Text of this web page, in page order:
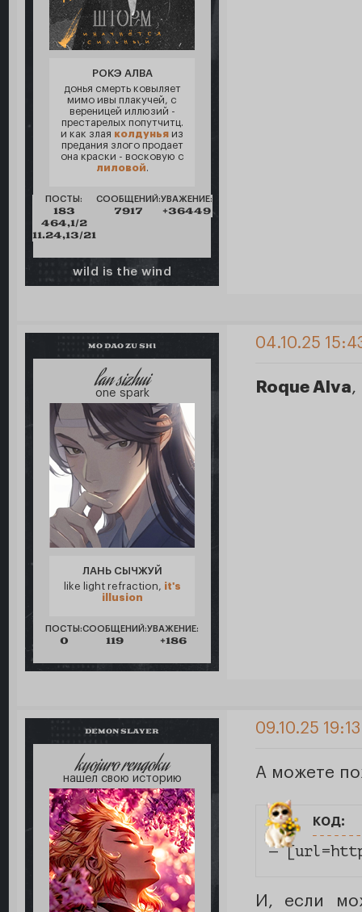
РОКЭ АЛВА
донья смерть ковыляет
мимо ивы плакучей, с
вереницей иллюзий -
престарелых попутчитц.
и как злая колдунья из
предания злого продает
она краски - восковую с
лиловой.
ПОСТЫ:
183
464,1/2
11.24,13/21
СООБЩЕНИЙ:
7917
УВАЖЕНИЕ:
+36449
wild is the wind
MO DAO ZU SHI
lan sizhui
one spark
ЛАНЬ СЫЧЖУЙ
like light refraction, it's
illusion
ПОСТЫ:
0
СООБЩЕНИЙ:
119
УВАЖЕНИЕ:
+186
04.10.25
Roque Alva,
DEMON SLAYER
kyojuro rengoku
нашел свою историю
09.10.25
А можете
код:
—
И, если